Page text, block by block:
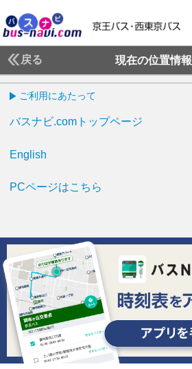
戻る 現在の位置情報
ご利用にあたって
バスナビ.comトップページ
English
PCページはこちら